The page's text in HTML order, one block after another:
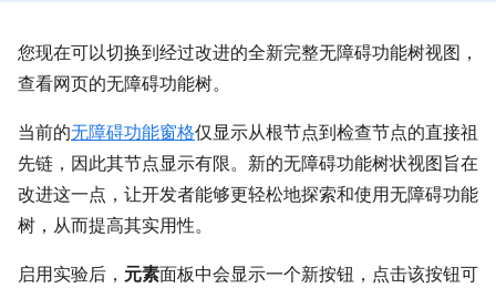
您现在可以切换到经过改进的全新完整无障碍功能树视图，
查看网页的无障碍功能树。
当前的无障碍功能窗格仅显示从根节点到检查节点的直接祖
先链，因此其节点显示有限。新的无障碍功能树状视图旨在
改进这一点，让开发者能够更轻松地探索和使用无障碍功能
树，从而提高其实用性。
启用实验后， 元素面板中会显示一个新按钮，点击该按钮可